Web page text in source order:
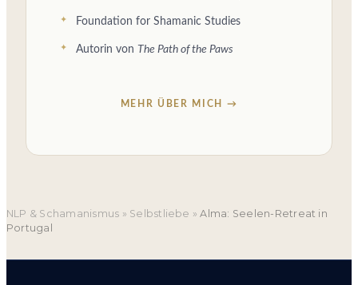
Foundation for Shamanic Studies
Autorin von The Path of the Paws
MEHR ÜBER MICH →
NLP & Schamanismus » Selbstliebe »Alma: Seelen-Retreat in
Portugal